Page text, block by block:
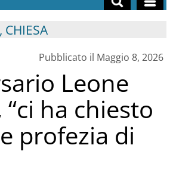
CHIESA
Pubblicato il Maggio 8, 2026
Leone
“ci ha chiesto
profezia di